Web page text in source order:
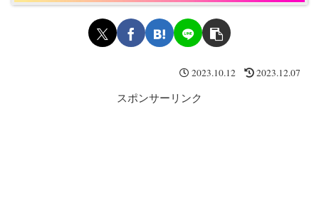
2023.10.12 2023.12.07
スポンサーリンク